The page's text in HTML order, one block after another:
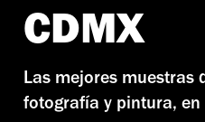
CDMX
Las mejores muestras
fotografía y pintura, en